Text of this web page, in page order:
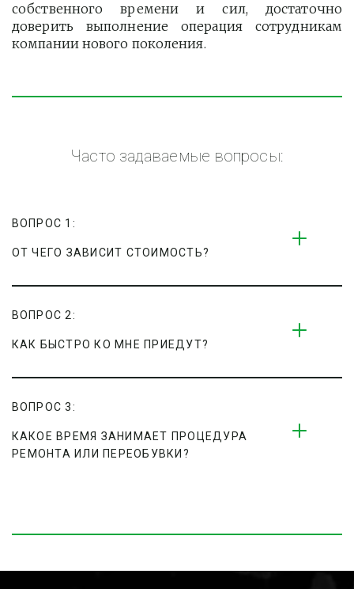
собственного времени и сил, достаточно
доверить выполнение операция сотрудникам
компании нового поколения.
Часто задаваемые вопросы:
ВОПРОС 1:
ОТ ЧЕГО ЗАВИСИТ СТОИМОСТЬ?
ВОПРОС 2:
КАК БЫСТРО КО МНЕ ПРИЕДУТ?
ВОПРОС 3:
КАКОЕ ВРЕМЯ ЗАНИМАЕТ ПРОЦЕДУРА
РЕМОНТА ИЛИ ПЕРЕОБУВКИ?